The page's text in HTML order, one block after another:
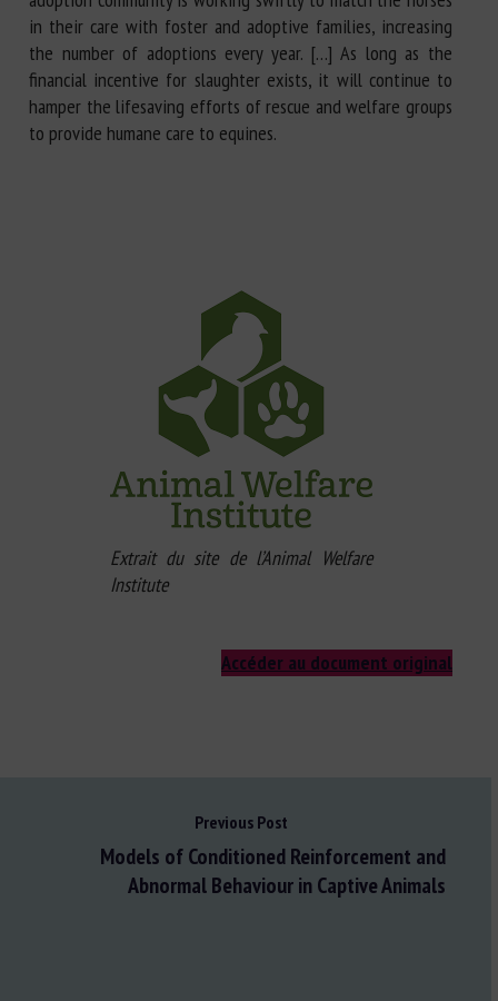
in their care with foster and adoptive families, increasing
the number of adoptions every year. […] As long as the
financial incentive for slaughter exists, it will continue to
hamper the lifesaving efforts of rescue and welfare groups
to provide humane care to equines.
Extrait du site de l’Animal Welfare
Institute
Accéder au document original
Previous Post
Models of Conditioned Reinforcement and
Abnormal Behaviour in Captive Animals